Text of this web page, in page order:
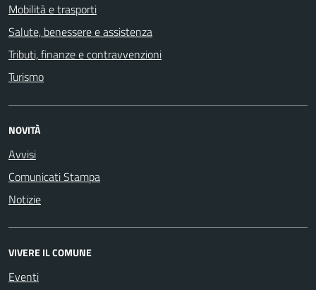
Mobilità e trasporti
Salute, benessere e assistenza
Tributi, finanze e contravvenzioni
Turismo
NOVITÀ
Avvisi
Comunicati Stampa
Notizie
VIVERE IL COMUNE
Eventi